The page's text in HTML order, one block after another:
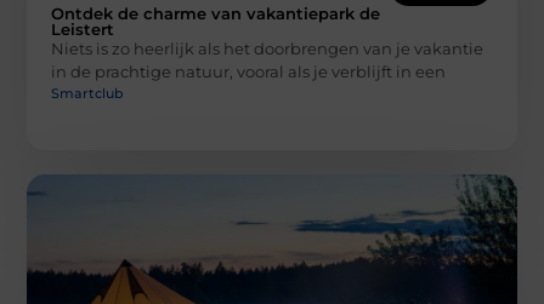
Ontdek de charme van vakantiepark de
Leistert
Niets is zo heerlijk als het doorbrengen van je vakantie
in de prachtige natuur, vooral als je verblijft in een
Smartclub